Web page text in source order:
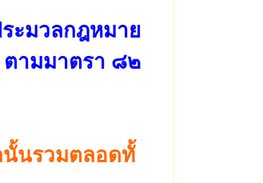
ะมวลกฎหมาย
ตามมาตรา ๘๒
นรวมตลอดทั้